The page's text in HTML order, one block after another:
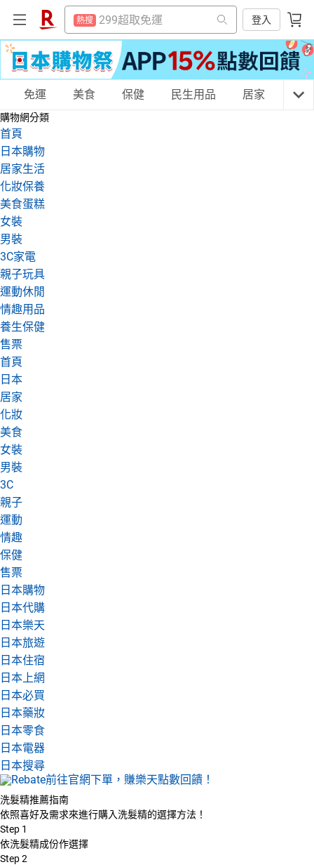
熱搜 299超取免運
熱搜 賺點樂翻天
熱搜 防颱專區
平板電腦
登入
熱搜 賺點樂翻天
熱搜 防颱專區
熱搜 平板電腦
熱搜
購物網分類
天天免運
女裝
免運 美食 保健 民生用品 居家 3C
購物網分類
首頁
日本購物
居家生活
化妝保養
美食蛋糕
女裝
男裝
3C家電
親子玩具
運動休閒
情趣用品
養生保健
售票
首頁
日本
居家
化妝
美食
女裝
男裝
3C
親子
運動
情趣
保健
售票
日本購物
日本代購
日本樂天
日本旅遊
日本住宿
日本上網
日本必買
日本藥妝
日本零食
日本電器
日本搜尋
洗髮精推薦指南
依照喜好及需求來進行購入洗髮精的選擇方法！
Step 1
依洗髮精成份作選擇
Step2